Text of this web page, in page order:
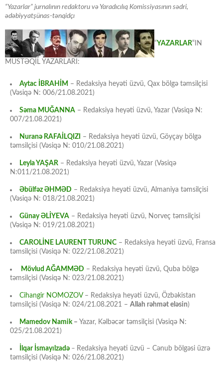
“Yazarlar” jurnalının redaktoru və Yaradıcılıq Komissiyasının sədri,
ədəbiyyatşünas-tənqidçı
“YAZARLAR“IN
MÜSTƏQİL YAZARLARI:
Aytac İBRAHİM – Redaksiya heyəti üzvü, Qax bölgə təmsilçisi
(Vəsiqə N: 006/21.08.2021)
Səma MUĞANNA – Redaksiya heyəti üzvü, Yazar (Vəsiqə N:
007/21.08.2021)
Nuranə RAFAİLQIZI
– Redaksiya heyəti üzvü, Göyçay bölgə
təmsilçisi (Vəsiqə N: 010/21.08.2021)
Leyla YAŞAR – Redaksiya heyəti üzvü, Yazar (Vəsiqə
N:011/21.08.2021)
Əbülfəz ƏHMƏD – Redaksiya heyəti üzvü, Almaniya təmsilçisi
(Vəsiqə N: 018/21.08.2021)
Günay ƏLİYEVA – Redaksiya heyəti üzvü, Norveç təmsilçisi
(Vəsiqə N: 019/21.08.2021)
CAROLİNE LAURENT TURUNC – Redaksiya heyəti üzvü, Fransa
təmsilçisi (Vəsiqə N: 022/21.08.2021)
Mövlud AĞAMMƏD – Redaksiya heyəti üzvü, Quba bölgə
təmsilçisi (Vəsiqə N: 023/21.08.2021)
Cihangir NOMOZOV– Redaksiya heyəti üzvü, Özbəkistan
təmsilçisi (Vəsiqə N: 024/21.08.2021 – Allah rəhmət eləsin)
Mamedov Namik – Yazar, Kəlbəcər təmsilçisi (Vəsiqə N:
025/21.08.2021)
İlqar İsmayılzadə – Redaksiya heyəti üzvü – Cənub bölgəsi üzrə
təmsilçisi (Vəsiqə N: 026/21.08.2021)